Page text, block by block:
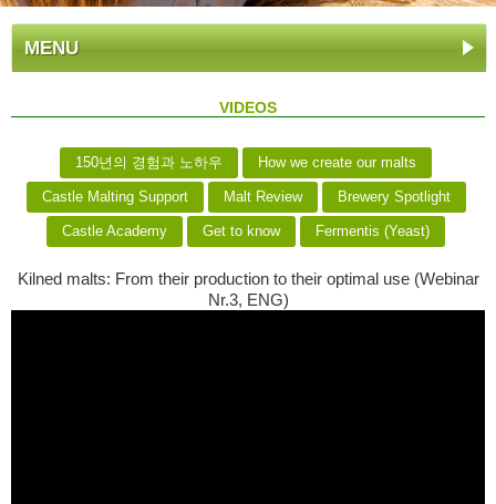
MENU
VIDEOS
150년의 경험과 노하우 How we create our malts
Castle Malting Support Malt Review Brewery Spotlight
Castle Academy Get to know Fermentis (Yeast)
Kilned malts: From their production to their optimal use (Webinar
Nr.3, ENG)